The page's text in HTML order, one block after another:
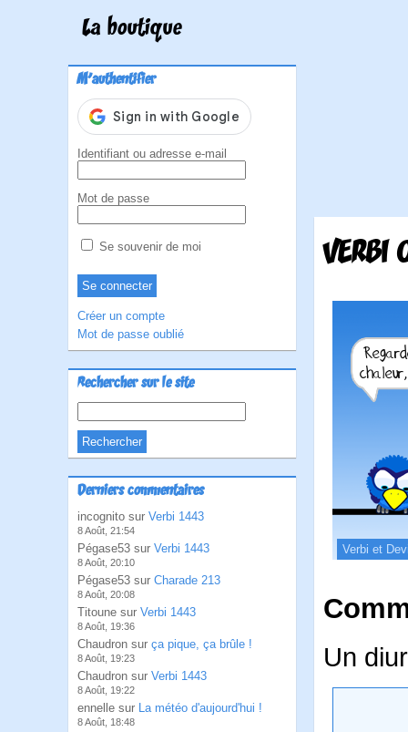
La boutique
M'authentifier
Identifiant ou adresse e-mail
Mot de passe
Se souvenir de moi
Créer un compte
Mot de passe oublié
Rechercher sur le site
Derniers commentaires
incognito sur Verbi 1443
8 Août, 21:54
Pégase53 sur Verbi 1443
8 Août, 20:10
Pégase53 sur Charade 213
8 Août, 20:08
Titoune sur Verbi 1443
8 Août, 19:36
Chaudron sur ça pique, ça brûle !
8 Août, 19:23
Chaudron sur Verbi 1443
8 Août, 19:22
ennelle sur La météo d'aujourd'hui !
8 Août, 18:48
VERBI
Verbi et
Un